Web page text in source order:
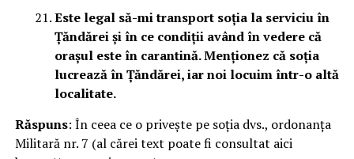
Este legal să-mi transport soția la serviciu în
Țăndărei și în ce condiții având în vedere că
orașul este în carantină. Menționez că soția
lucrează în Țăndărei, iar noi locuim într-o altă
localitate.
Răspuns: În ceea ce o privește pe soția dvs., ordonanța
Militară nr. 7 (al cărei text poate fi consultat aici